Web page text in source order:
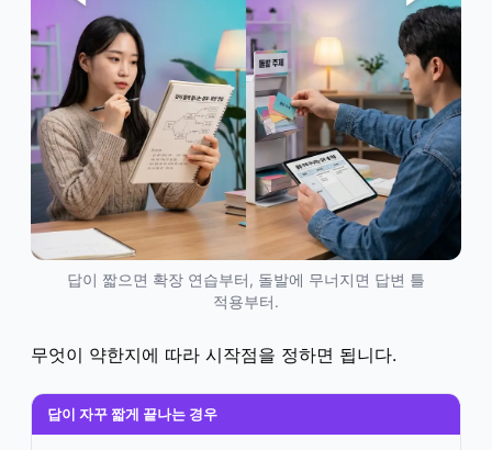
답이 짧으면 확장 연습부터, 돌발에 무너지면 답변 틀
적용부터.
무엇이 약한지에 따라 시작점을 정하면 됩니다.
답이 자꾸 짧게 끝나는 경우